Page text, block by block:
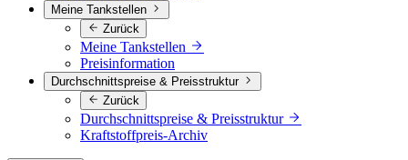
Meine Tankstellen
Zurück
Meine Tankstellen
Preisinformation
Durchschnittspreise & Preisstruktur
Zurück
Durchschnittspreise & Preisstruktur
Kraftstoffpreis-Archiv